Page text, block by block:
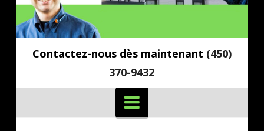
Contactez-nous dès maintenant (450)
370-9432
Navigation